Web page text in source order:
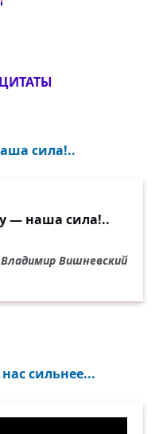
сила!..
— наша сила!..
Владимир Вишневский
сильнее...